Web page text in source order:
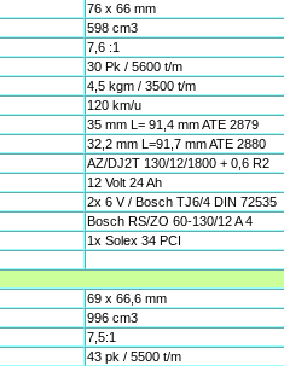
76 x 66 mm
598 cm3
7,6 :1
30 Pk / 5600 t/m
4,5 kgm / 3500 t/m
120 km/u
35 mm L= 91,4 mm ATE 2879
32,2 mm L=91,7 mm ATE 2880
AZ/DJ2T 130/12/1800 + 0,6 R2
12 Volt 24 Ah
2x 6 V / Bosch TJ6/4 DIN 72535
Bosch RS/ZO 60-130/12 A 4
1x Solex 34 PCI
69 x 66,6 mm
996 cm3
7,5:1
43 pk / 5500 t/m